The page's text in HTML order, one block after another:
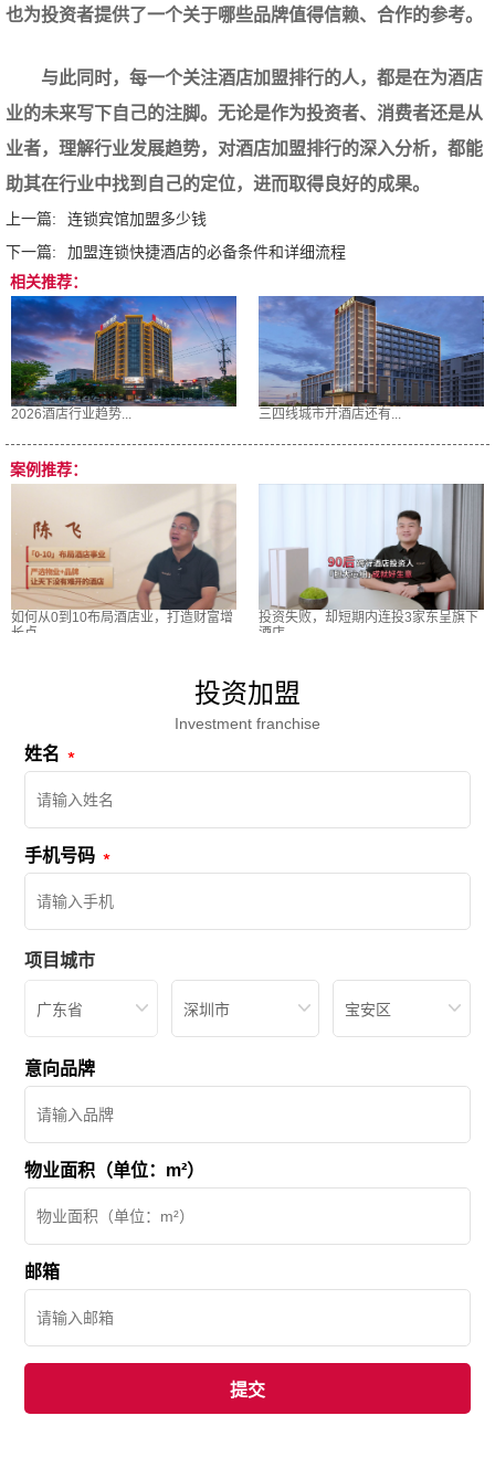
也为投资者提供了一个关于哪些品牌值得信赖、合作的参考。
与此同时，每一个关注酒店加盟排行的人，都是在为酒店
业的未来写下自己的注脚。无论是作为投资者、消费者还是从
业者，理解行业发展趋势，对酒店加盟排行的深入分析，都能
助其在行业中找到自己的定位，进而取得良好的成果。‍
上一篇:
连锁宾馆加盟多少钱
下一篇:
加盟连锁快捷酒店的必备条件和详细流程
相关推荐：
2026酒店行业趋势... 三四线城市开酒店还有...
案例推荐：
如何从0到10布局酒店业，打造财富增
长点
投资失败，却短期内连投3家东呈旗下
酒店
投资加盟
Investment franchise
姓名
手机号码
项目城市
广东省 深圳市 宝安区
意向品牌
物业面积（单位：m²）
邮箱